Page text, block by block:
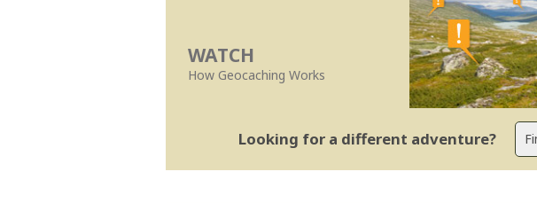
WATCH
How Geocaching Works
Looking for a different adventure?